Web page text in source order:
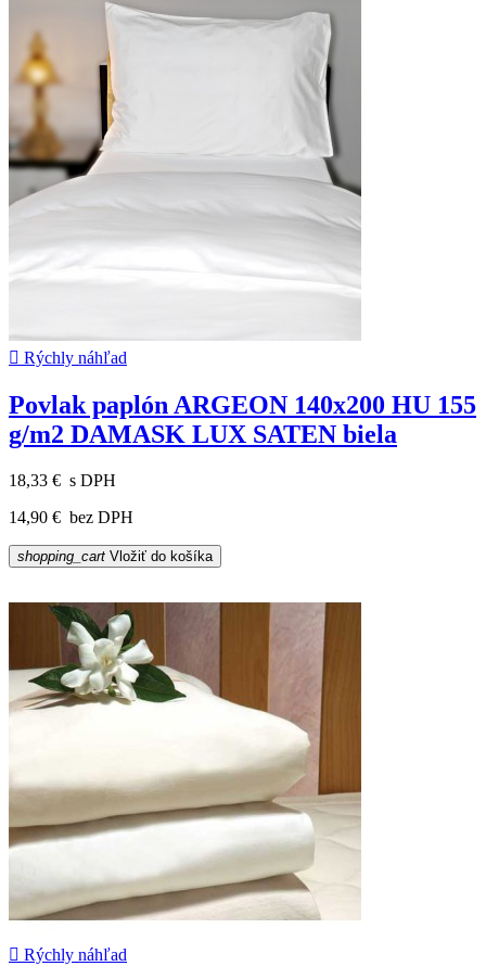
 Rýchly náhľad
Povlak paplón ARGEON 140x200 HU 155
g/m2 DAMASK LUX SATEN biela
18,33 € s DPH
14,90 € bez DPH
shopping_cart Vložiť do košíka
 Rýchly náhľad